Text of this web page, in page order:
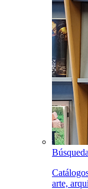
arte,